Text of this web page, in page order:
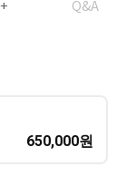
Q&A
650,000원